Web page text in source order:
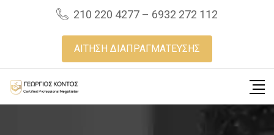
210 220 4277 – 6932 272 112
ΑΙΤΗΣΗ ΔΙΑΠΡΑΓΜΑΤΕΥΣΗΣ